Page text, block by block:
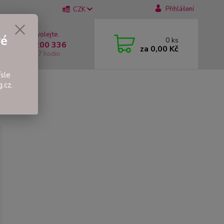
CZK Přihlášení
si rady? Zavolejte.
737 200 336
Pátek: 8 - 17 hodin
0 ks
za 0,00 Kč